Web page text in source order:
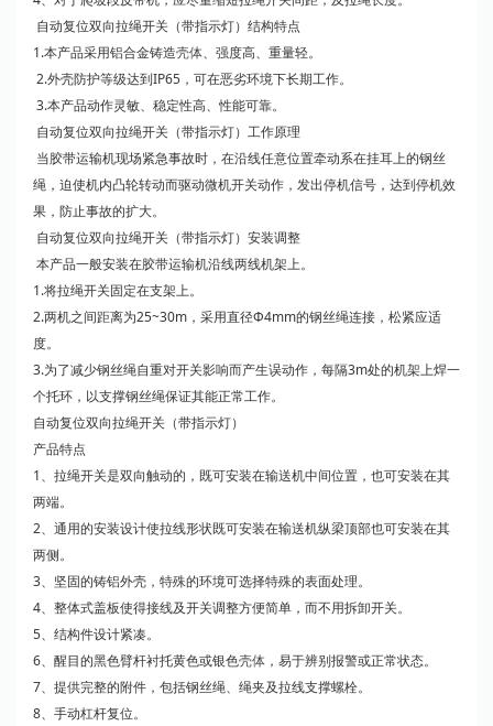
自动复位双向拉绳开关（带指示灯）结构特点
1.本产品采用铝合金铸造壳体、强度高、重量轻。
2.外壳防护等级达到IP65，可在恶劣环境下长期工作。
3.本产品动作灵敏、稳定性高、性能可靠。
自动复位双向拉绳开关（带指示灯）工作原理
当胶带运输机现场紧急事故时，在沿线任意位置牵动系在挂耳上的钢丝
绳，迫使机内凸轮转动而驱动微机开关动作，发出停机信号，达到停机效
果，防止事故的扩大。
自动复位双向拉绳开关（带指示灯）安装调整
本产品一般安装在胶带运输机沿线两线机架上。
1.将拉绳开关固定在支架上。
2.两机之间距离为25~30m，采用直径Ф4mm的钢丝绳连接，松紧应适
度。
3.为了减少钢丝绳自重对开关影响而产生误动作，每隔3m处的机架上焊一
个托环，以支撑钢丝绳保证其能正常工作。
自动复位双向拉绳开关（带指示灯）
产品特点
1、拉绳开关是双向触动的，既可安装在输送机中间位置，也可安装在其
两端。
2、通用的安装设计使拉线形状既可安装在输送机纵梁顶部也可安装在其
两侧。
3、坚固的铸铝外壳，特殊的环境可选择特殊的表面处理。
4、整体式盖板使得接线及开关调整方便简单，而不用拆卸开关。
5、结构件设计紧凑。
6、醒目的黑色臂杆衬托黄色或银色壳体 ，易于辨别报警或正常状态。
7、提供完整的附件，包括钢丝绳、绳夹及拉线支撑螺栓。
8、手动杠杆复位。